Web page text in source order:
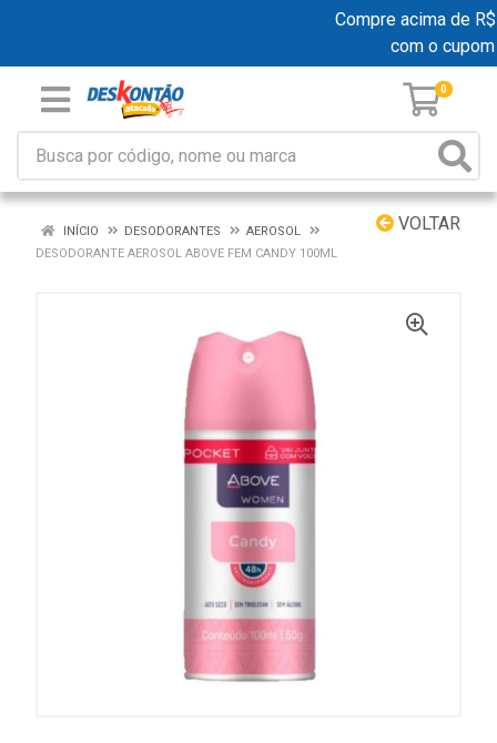
Compre acima de
com o cupom
0
VOLTAR
INÍCIO DESODORANTES
AEROSOL
DESODORANTE AEROSOL ABOVE FEM CANDY 100ML